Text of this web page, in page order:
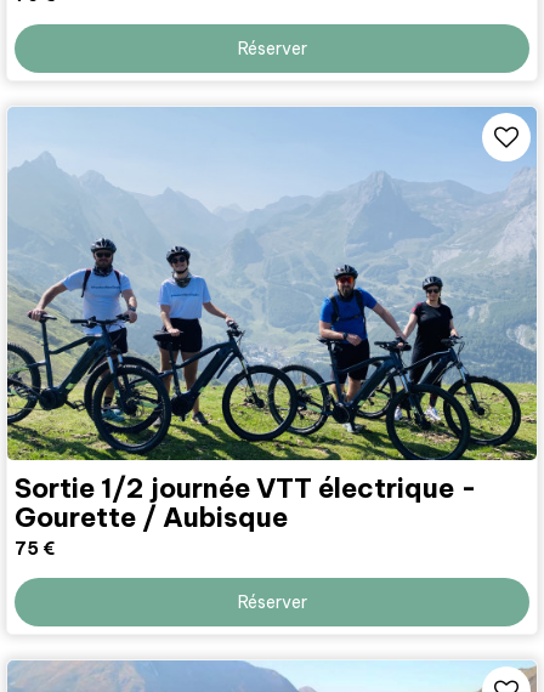
Réserver
Sortie 1/2 journée VTT électrique -
Gourette / Aubisque
75 €
Réserver